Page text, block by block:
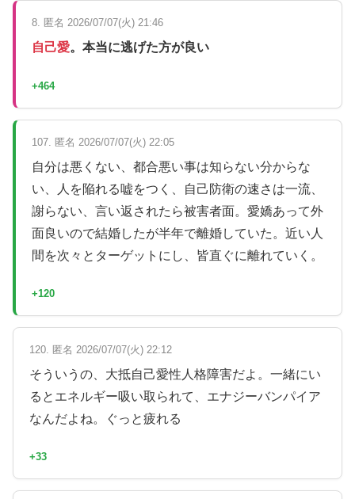
8. 匿名 2026/07/07(火) 21:46
自己愛。本当に逃げた方が良い
+464
107. 匿名 2026/07/07(火) 22:05
自分は悪くない、都合悪い事は知らない分からな
い、人を陥れる嘘をつく、自己防衛の速さは一流、
謝らない、言い返されたら被害者面。愛嬌あって外
面良いので結婚したが半年で離婚していた。近い人
間を次々とターゲットにし、皆直ぐに離れていく。
+120
120. 匿名 2026/07/07(火) 22:12
そういうの、大抵自己愛性人格障害だよ。一緒にい
るとエネルギー吸い取られて、エナジーバンパイア
なんだよね。ぐっと疲れる
+33